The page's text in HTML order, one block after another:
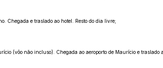
Chegada e traslado ao hotel. Resto do dia livre;
(vôo não incluso). Chegada ao aeroporto de Maurício e traslado